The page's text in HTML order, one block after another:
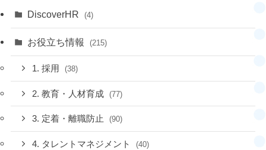
DiscoverHR (4)
お役立ち情報 (215)
1. 採用 (38)
2. 教育・人材育成 (77)
3. 定着・離職防止 (90)
4. タレントマネジメント (40)